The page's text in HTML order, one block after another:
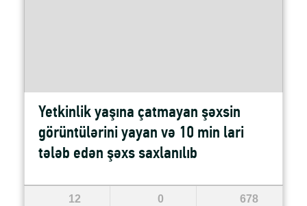
Yetkinlik yaşına çatmayan şəxsin
görüntülərini yayan və 10 min lari
tələb edən şəxs saxlanılıb
12 0 678